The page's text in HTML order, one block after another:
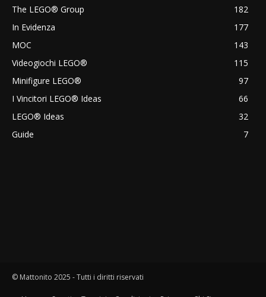
The LEGO® Group
182
In Evidenza
177
MOC
143
Videogiochi LEGO®
115
Minifigure LEGO®
97
I Vincitori LEGO® Ideas
66
LEGO® Ideas
32
Guide
7
© Mattonito 2025 - Tutti i diritti riservati